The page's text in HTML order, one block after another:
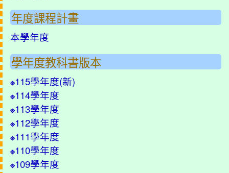
年度課程計畫
本學年度
學年度教科書版本
※115學年度(新)
※114學年度
※113學年度
※112學年度
※111學年度
※110學年度
※109學年度